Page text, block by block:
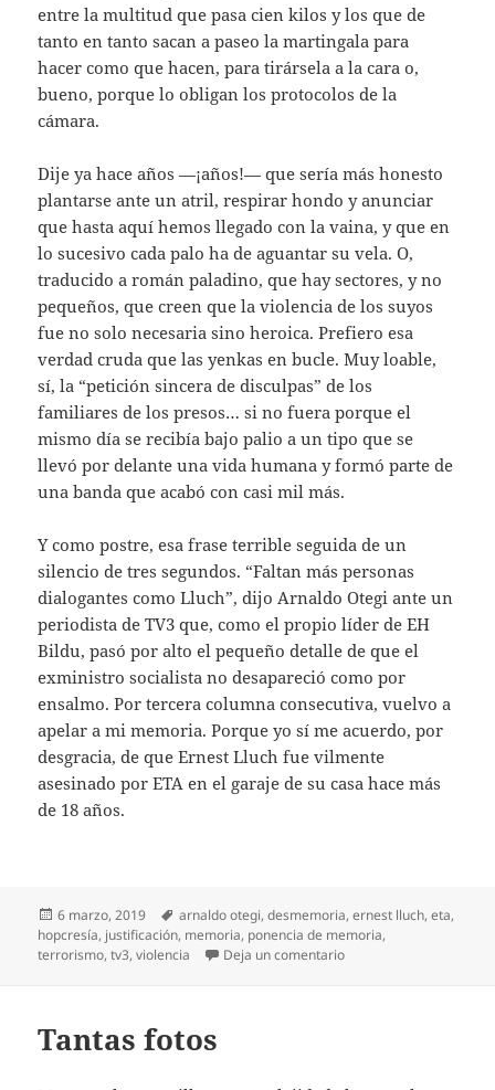
entre la multitud que pasa cien kilos y los que de
tanto en tanto sacan a paseo la martingala para
hacer como que hacen, para tirársela a la cara o,
bueno, porque lo obligan los protocolos de la
cámara.
Dije ya hace años —¡años!— que sería más honesto
plantarse ante un atril, respirar hondo y anunciar
que hasta aquí hemos llegado con la vaina, y que en
lo sucesivo cada palo ha de aguantar su vela. O,
traducido a román paladino, que hay sectores, y no
pequeños, que creen que la violencia de los suyos
fue no solo necesaria sino heroica. Prefiero esa
verdad cruda que las yenkas en bucle. Muy loable,
sí, la “petición sincera de disculpas” de los
familiares de los presos… si no fuera porque el
mismo día se recibía bajo palio a un tipo que se
llevó por delante una vida humana y formó parte de
una banda que acabó con casi mil más.
Y como postre, esa frase terrible seguida de un
silencio de tres segundos. “Faltan más personas
dialogantes como Lluch”, dijo Arnaldo Otegi ante un
periodista de TV3 que, como el propio líder de EH
Bildu, pasó por alto el pequeño detalle de que el
exministro socialista no desapareció como por
ensalmo. Por tercera columna consecutiva, vuelvo a
apelar a mi memoria. Porque yo sí me acuerdo, por
desgracia, de que Ernest Lluch fue vilmente
asesinado por ETA en el garaje de su casa hace más
de 18 años.
Publicado
el
6 marzo, 2019 Etiquetas
arnaldo otegi,desmemoria,ernest lluch,eta,
hopcresía, justificación, memoria, ponencia de memoria,
terrorismo,tv3,violencia Deja un comentarioen Desmemoria
Tantas fotos